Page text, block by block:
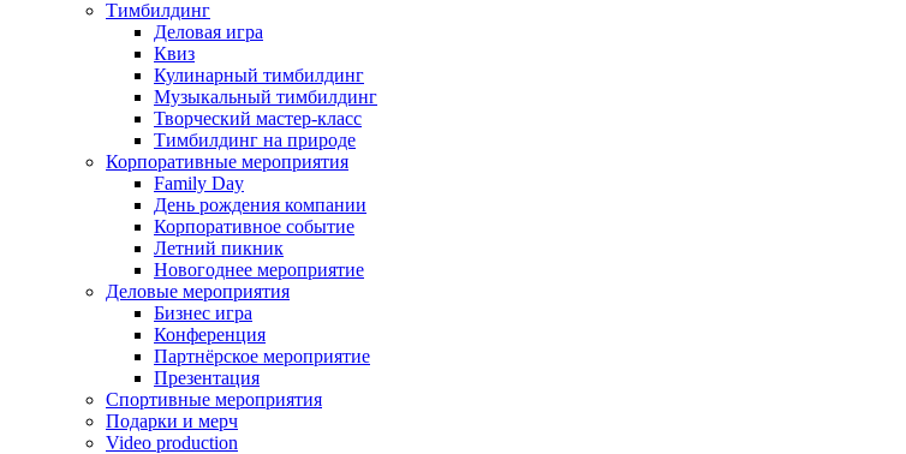
Тимбилдинг
Деловая игра
Квиз
Кулинарный тимбилдинг
Музыкальный тимбилдинг
Творческий мастер-класс
Тимбилдинг на природе
Корпоративные мероприятия
Family Day
День рождения компании
Корпоративное событие
Летний пикник
Новогоднее мероприятие
Деловые мероприятия
Бизнес игра
Конференция
Партнёрское мероприятие
Презентация
Спортивные мероприятия
Подарки и мерч
Video production